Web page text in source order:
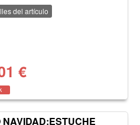
del artículo
€